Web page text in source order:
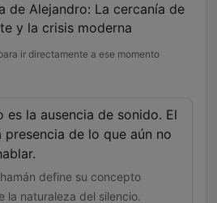
de Alejandro: La cercanía de
y la crisis moderna
ir directamente a ese momento
es la ausencia de sonido. El
presencia de lo que aún no
define su concepto
la naturaleza del silencio.